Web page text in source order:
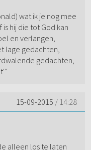
wat ik je nog mee
hij die tot God kan
en verlangen,
lage gedachten,
gedachten,
15-09-2015 / 14:28
alleen los te laten